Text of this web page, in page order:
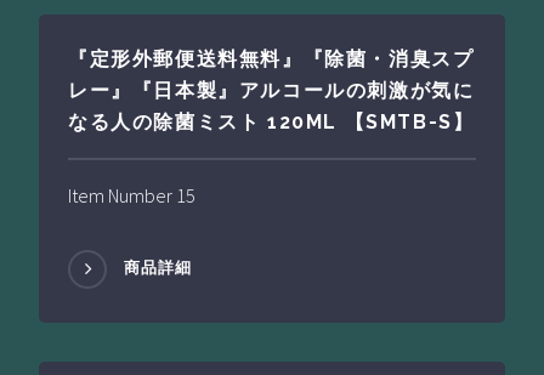
『定形外郵便送料無料』『除菌・消臭スプ
レー』『日本製』アルコールの刺激が気に
なる人の除菌ミスト 120ML 【SMTB-S】
Item Number 15
商品詳細